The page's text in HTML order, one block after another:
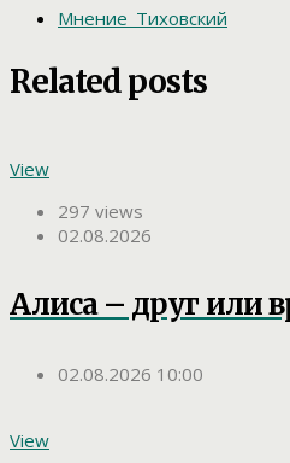
Мнение_Тиховский
Related posts
View
297 views
02.08.2026
Алиса – друг или
02.08.2026 10:00
View